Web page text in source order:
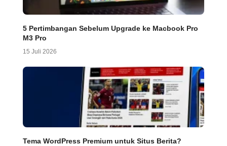
5 Pertimbangan Sebelum Upgrade ke Macbook Pro
M3 Pro
15 Juli 2026
Tema WordPress Premium untuk Situs Berita?